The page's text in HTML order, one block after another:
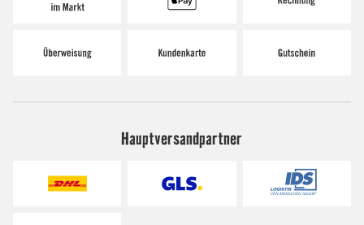
Hauptversandpartner